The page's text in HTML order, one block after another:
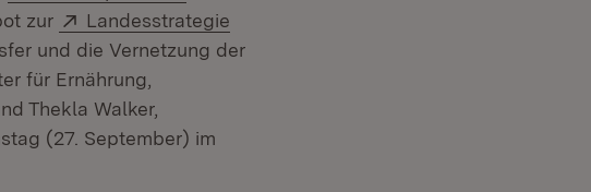
zur Extern:
Landesstrategie
und die Vernetzung der
für Ernährung,
Thekla Walker,
(27. September) im